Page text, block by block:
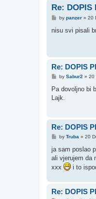
Re: DOPIS
P
s
by panzer» 20
nisu svi pisali
Re: DOPIS
P
s
by Sabur2 » 20
Pa dovoljno bi
Lajk.
Re: DOPIS
P
s
by Truba » 20
ja sam poslao
ali vjerujem da
xxx
i to
Re: DOPIS